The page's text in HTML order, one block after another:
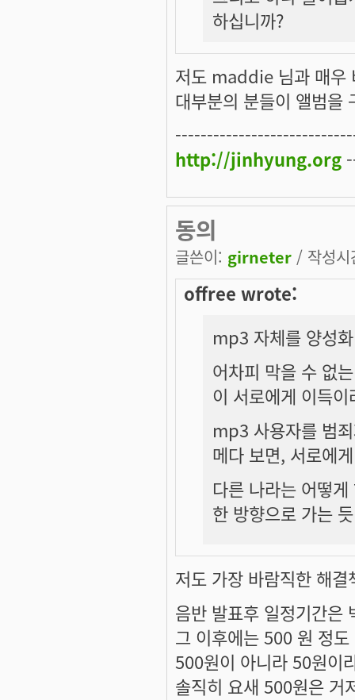
하십니까?
저도 maddie 님과 매우
대부분의 분들이 앨범을
http://jinhyung.org
동의
글쓴이: girneter / 작성
offree wrote:
mp3 자체를 양성
어차피 막을 수 없
이 서로에게 이득
mp3 사용자를 범
메다 보면, 서로에
다른 나라는 어떻
한 방향으로 가는
저도 가장 바람직한 해
음반 발표후 일정기간은
그 이후에는 500 원 정
500원이 아니라 50원이
솔직히 요새 500원은 거